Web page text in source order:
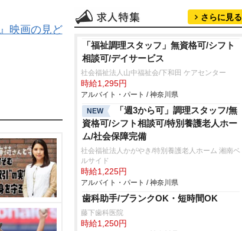
映画の見ど
さらに見る
「福祉調理スタッフ」無資格可/シフト
相談可/デイサービス
社会福祉法人山中福祉会/下和田 ケアセンター
時給1,295円
アルバイト・パート / 神奈川県
NEW
「週3から可」調理スタッフ/無
資格可/シフト相談可/特別養護老人ホー
ム/社会保障完備
社会福祉法人かがやき/特別養護老人ホーム 湘南ベ
ルサイド
時給1,225円
アルバイト・パート / 神奈川県
歯科助手/ブランクOK・短時間OK
藤下歯科医院
時給1,250円